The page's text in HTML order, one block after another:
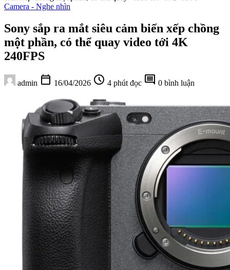
Camera - Nghe nhìn
Sony sắp ra mắt siêu cảm biến xếp chồng
một phần, có thể quay video tới 4K
240FPS
admin calendar_today 16/04/2026 schedule 4 phút đọc comment 0 bình luận